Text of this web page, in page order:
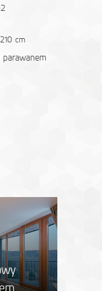
cm